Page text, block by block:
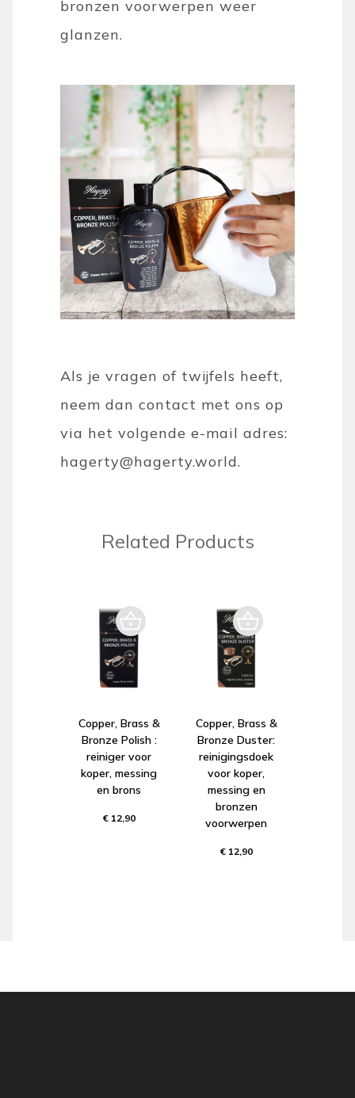
bronzen voorwerpen weer
glanzen.
Als je vragen of twijfels heeft,
neem dan contact met ons op
via het volgende e-mail adres:
hagerty@hagerty.world.
Related Products
Copper, Brass &
Bronze Polish :
reiniger voor
koper, messing
en brons
€ 12,90
Copper, Brass &
Bronze Duster:
reinigingsdoek
voor koper,
messing en
bronzen
voorwerpen
€ 12,90